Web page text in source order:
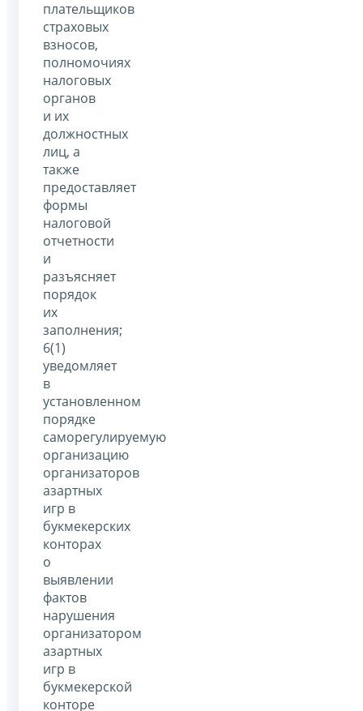
плательщиков
страховых
взносов,
полномочиях
налоговых
органов
и их
должностных
лиц, а
также
предоставляет
формы
налоговой
отчетности
и
разъясняет
порядок
их
заполнения;
6(1)
уведомляет
в
установленном
порядке
саморегулируемую
организацию
организаторов
азартных
игр в
букмекерских
конторах
о
выявлении
фактов
нарушения
организатором
азартных
игр в
букмекерской
конторе